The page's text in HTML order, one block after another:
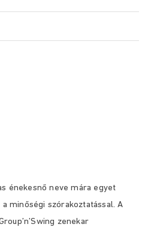
énekesnő neve mára egyet
minőségi szórakoztatással. A
zenekar